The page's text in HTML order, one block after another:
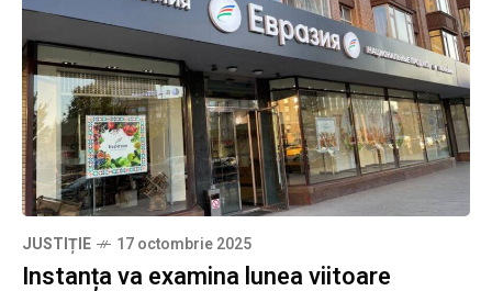
JUSTIȚIE 17 octombrie 2025
Instanța va examina lunea viitoare